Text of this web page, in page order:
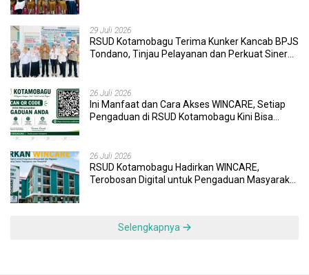
29 Juli 2026
RSUD Kotamobagu Terima Kunker Kancab BPJS
Tondano, Tinjau Pelayanan dan Perkuat Sinergi
26 Juli 2026
Ini Manfaat dan Cara Akses WINCARE, Setiap
Pengaduan di RSUD Kotamobagu Kini Bisa
26 Juli 2026
RSUD Kotamobagu Hadirkan WINCARE,
Terobosan Digital untuk Pengaduan Masyarakat
Selengkapnya